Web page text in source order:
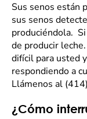
Sus senos están
sus senos
produciéndola.
de producir
difícil para usted
respondiendo a
Llámenos al
¿Cómo